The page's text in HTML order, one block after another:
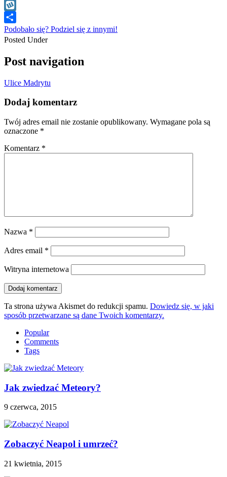
WhatsApp
Wykop
Podobało się? Podziel się z innymi!
Posted Under
Post navigation
Ulice Madrytu
Dodaj komentarz
Twój adres email nie zostanie opublikowany. Wymagane pola są
oznaczone *
Komentarz *
Nazwa *
Adres email *
Witryna internetowa
Ta strona używa Akismet do redukcji spamu. Dowiedz się, w jaki
sposób przetwarzane są dane Twoich komentarzy.
Popular
Comments
Tags
Jak zwiedzać Meteory?
9 czerwca, 2015
Zobaczyć Neapol i umrzeć?
21 kwietnia, 2015